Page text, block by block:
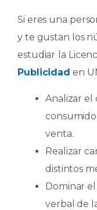
Si eres una
y te gustan los
estudiar la
Publicidad en
Analizar el
venta.
Realizar
distintos
Dominar
verbal de